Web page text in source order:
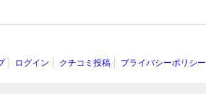
ログイン クチコミ投稿 プライバシーポリシー